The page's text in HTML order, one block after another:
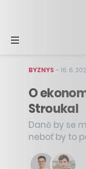
BYZNYS –16. 6.
O
Stroukal
Daně by se
neboť by to